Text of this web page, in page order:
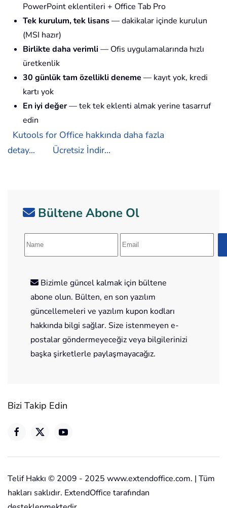
PowerPoint eklentileri + Office Tab Pro
Tek kurulum, tek lisans— dakikalar içinde kurulun
(MSI hazır)
Birlikte daha verimli — Ofis uygulamalarında hızlı
üretkenlik
30 günlük tam özellikli deneme — kayıt yok, kredi
kartı yok
En iyi değer— tek tek eklenti almak yerine tasarruf
edin
Kutools for Office hakkında daha fazla
detay...
Ücretsiz İndir...
Bültene Abone Ol
Bizimle güncel kalmak için bültene
abone olun. Bülten, en son yazılım
güncellemeleri ve yazılım kupon kodları
hakkında bilgi sağlar. Size istenmeyen e-
postalar göndermeyeceğiz veya bilgilerinizi
başka şirketlerle paylaşmayacağız.
Bizi Takip Edin
Telif Hakkı © 2009 - 2025 www.extendoffice.com. | Tüm
hakları saklıdır. ExtendOffice tarafından